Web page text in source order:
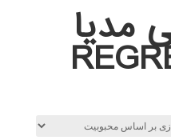
مدیا